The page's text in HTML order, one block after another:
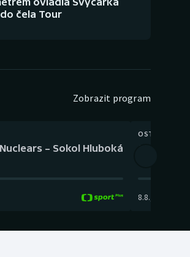
čela Tour
Zobrazit program
– Sokol Hluboká
OSTATNÍ
8.8.